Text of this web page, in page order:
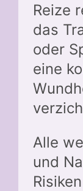
Reize
das
oder
eine
Alle
und